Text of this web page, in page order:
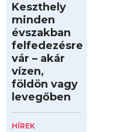
Keszthely
minden
évszakban
felfedezésre
vár – akár
vízen,
földön vagy
levegőben
HÍREK